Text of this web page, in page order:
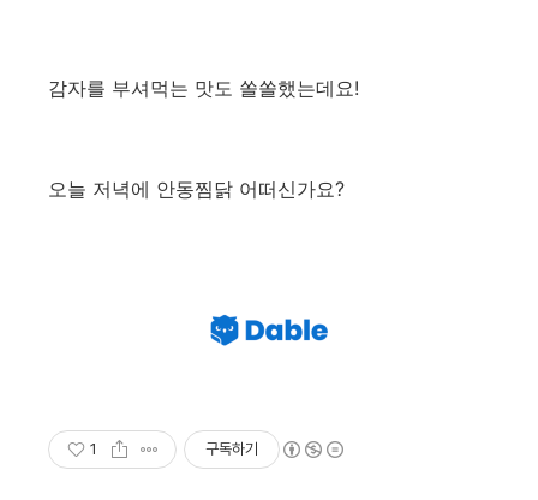
감자를 부셔먹는 맛도 쏠쏠했는데요!
오늘 저녁에 안동찜닭 어떠신가요?
1 구독하기